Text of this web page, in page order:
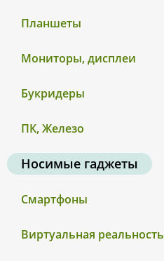
Планшеты
Мониторы, дисплеи
Букридеры
ПК, Железо
Носимые гаджеты
Смартфоны
Виртуальная реальность